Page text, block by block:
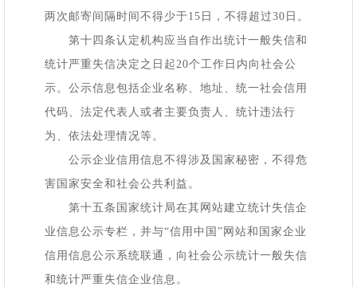
两次邮寄间隔时间不得少于15日，不得超过30日。
第十四条认定机构应当自作出统计一般失信和
统计严重失信决定之日起20个工作日内向社会公
示。公示信息包括企业名称、地址、统一社会信用
代码、法定代表人或者主要负责人、统计违法行
为、依法处理情况等。
公示企业信用信息不得涉及国家秘密，不得危
害国家安全和社会公共利益。
第十五条国家统计局在其网站建立统计失信企
业信息公示专栏，并与“信用中国”网站和国家企业
信用信息公示系统联通，向社会公示统计一般失信
和统计严重失信企业信息。